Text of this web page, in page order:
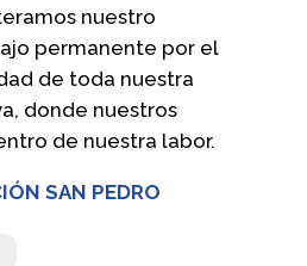
nuestro
permanente por el
de toda nuestra
donde nuestros
de nuestra labor.
SAN PEDRO